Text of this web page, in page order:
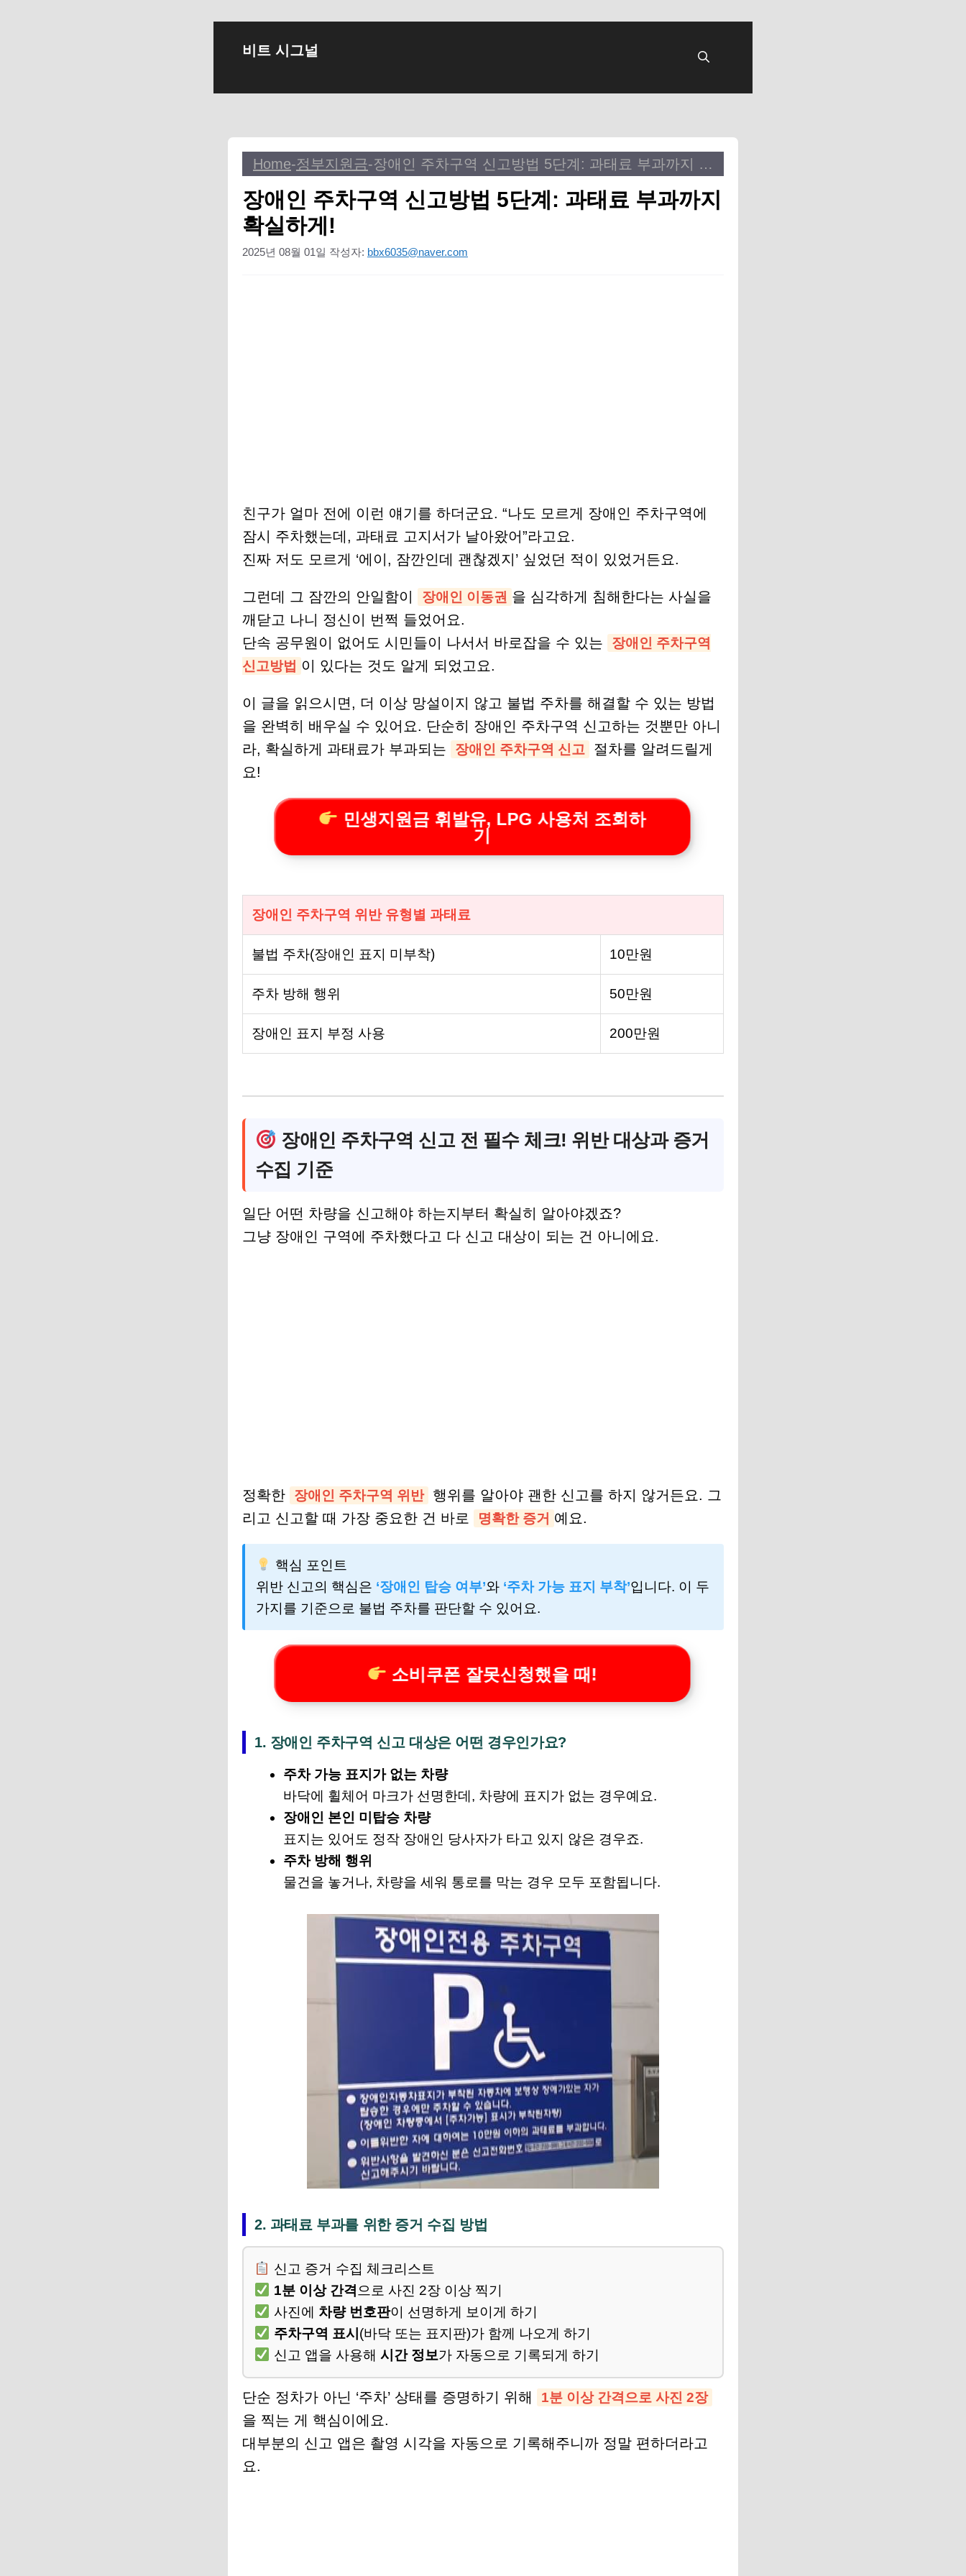
로
비트 시그널
Home-정부지원금- 장애인 주차구역 신고방법 5단계: 과태료 부과까지 확실하게!
장애인 주차구역 신고방법 5단계: 과태료 부과까지
확실하게!
2025년 08월 01일 작성자: bbx6035@naver.com
친구가 얼마 전에 이런 얘기를 하더군요. “나도 모르게 장애인 주차구역에
잠시 주차했는데, 과태료 고지서가 날아왔어”라고요.
진짜 저도 모르게 ‘에이, 잠깐인데 괜찮겠지’ 싶었던 적이 있었거든요.
그런데 그 잠깐의 안일함이 장애인 이동권 을 심각하게 침해한다는 사실을
깨닫고 나니 정신이 번쩍 들었어요.
단속 공무원이 없어도 시민들이 나서서 바로잡을 수 있는
장애인 주차구역
신고방법 이 있다는 것도 알게 되었고요.
이 글을 읽으시면, 더 이상 망설이지 않고 불법 주차를 해결할 수 있는 방법
을 완벽히 배우실 수 있어요. 단순히 장애인 주차구역 신고하는 것뿐만 아니
라, 확실하게 과태료가 부과되는
장애인 주차구역 신고
절차를 알려드릴게
요!
민생지원금 휘발유, LPG 사용처 조회하
기
장애인 주차구역 위반 유형별 과태료
불법 주차(장애인 표지 미부착) 10만원
주차 방해 행위 50만원
장애인 표지 부정 사용 200만원
장애인 주차구역 신고 전 필수 체크! 위반 대상과 증거
수집 기준
일단 어떤 차량을 신고해야 하는지부터 확실히 알아야겠죠?
그냥 장애인 구역에 주차했다고 다 신고 대상이 되는 건 아니에요.
정확한 장애인 주차구역 위반
행위를 알아야 괜한 신고를 하지 않거든요. 그
리고 신고할 때 가장 중요한 건 바로
명확한 증거 예요.
핵심 포인트
위반 신고의 핵심은 ‘장애인 탑승 여부’와 ‘주차 가능 표지 부착’입니다. 이 두
가지를 기준으로 불법 주차를 판단할 수 있어요.
소비쿠폰 잘못신청했을 때!
1. 장애인 주차구역 신고 대상은 어떤 경우인가요?
주차 가능 표지가 없는 차량
바닥에 휠체어 마크가 선명한데, 차량에 표지가 없는 경우예요.
장애인 본인 미탑승 차량
표지는 있어도 정작 장애인 당사자가 타고 있지 않은 경우죠.
주차 방해 행위
물건을 놓거나, 차량을 세워 통로를 막는 경우 모두 포함됩니다.
2. 과태료 부과를 위한 증거 수집 방법
신고 증거 수집 체크리스트
1분 이상 간격 으로 사진 2장 이상 찍기
사진에 차량 번호판이 선명하게 보이게 하기
주차구역 표시 (바닥 또는 표지판)가 함께 나오게 하기
신고 앱을 사용해 시간 정보가 자동으로 기록되게 하기
단순 정차가 아닌 ‘주차’ 상태를 증명하기 위해 1분 이상 간격으로 사진 2장
을 찍는 게 핵심이에요.
대부분의 신고 앱은 촬영 시각을 자동으로 기록해주니까 정말 편하더라고
요.